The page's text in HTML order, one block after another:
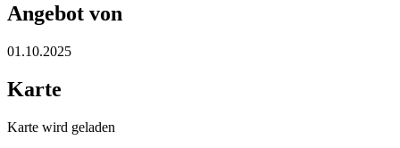
Angebot von
01.10.2025
Karte
Karte wird geladen